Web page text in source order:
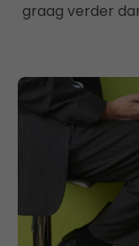
graag verder